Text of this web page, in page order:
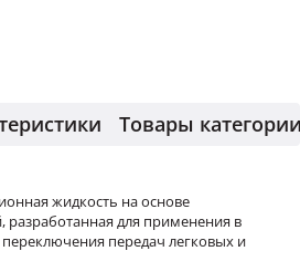
Товары
жидкость на основе
разработанная для применения в
передач легковых и